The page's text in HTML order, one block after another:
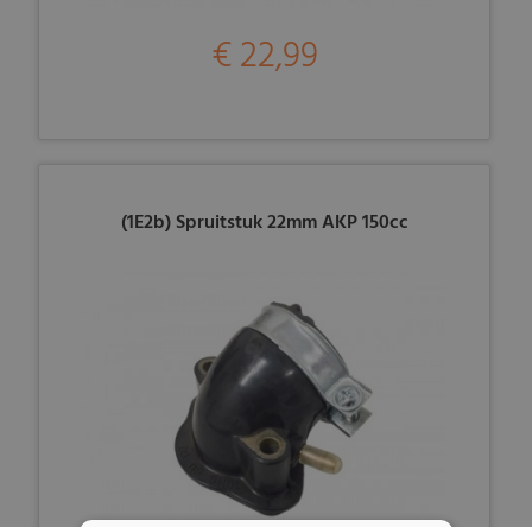
€ 22,99
(1E2b) Spruitstuk 22mm AKP 150cc